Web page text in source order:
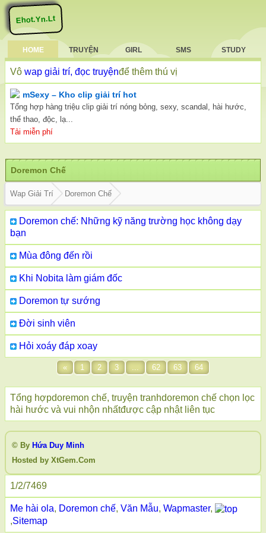
Ehot.Yn.Lt
HOME TRUYỆN GIRL SMS STUDY
Vô wap giải trí, đọc truyệnđể thêm thú vị
mSexy – Kho clip giải trí hot
Tổng hợp hàng triệu clip giải trí nóng bỏng, sexy, scandal, hài hước,
thể thao, độc, lạ...
Tải miễn phí
Doremon Chế
Wap Giải Trí Doremon Chế
Doremon chế: Những kỹ năng trường học không dạy
bạn
Mùa đông đến rồi
Khi Nobita làm giám đốc
Doremon tự sướng
Đời sinh viên
Hỏi xoáy đáp xoay
« 1 2 3 ... 62 63 64
Tổng hợpdoremon chế, truyện tranhdoremon chế chọn lọc
hài hước và vui nhộn nhấtđược cập nhật liên tục
© By Hứa Duy Minh
Hosted by XtGem.Com
1/2/7469
Me hài ola, Doremon chế, Văn Mẫu, Wapmaster,
,Sitemap